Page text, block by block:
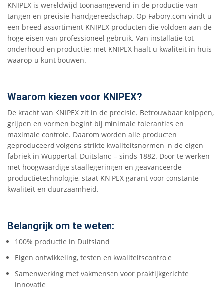
KNIPEX is wereldwijd toonaangevend in de productie van
tangen en precisie-handgereedschap. Op Fabory.com vindt u
een breed assortiment KNIPEX-producten die voldoen aan de
hoge eisen van professioneel gebruik. Van installatie tot
onderhoud en productie: met KNIPEX haalt u kwaliteit in huis
waarop u kunt bouwen.
Waarom kiezen voor KNIPEX?
De kracht van KNIPEX zit in de precisie. Betrouwbaar knippen,
grijpen en vormen begint bij minimale toleranties en
maximale controle. Daarom worden alle producten
geproduceerd volgens strikte kwaliteitsnormen in de eigen
fabriek in Wuppertal, Duitsland – sinds 1882. Door te werken
met hoogwaardige staallegeringen en geavanceerde
productietechnologie, staat KNIPEX garant voor constante
kwaliteit en duurzaamheid.
Belangrijk om te weten:
100% productie in Duitsland
Eigen ontwikkeling, testen en kwaliteitscontrole
Samenwerking met vakmensen voor praktijkgerichte
innovatie